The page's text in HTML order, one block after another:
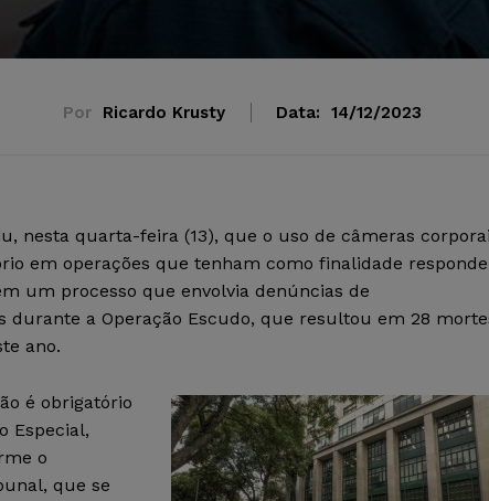
Por Ricardo Krusty Data: 14/12/2023
nesta quarta-feira (13), que o uso de câmeras
em operações que tenham como finalidade
um processo que envolvia denúncias de
a Operação Escudo, que resultou em 28
ano.
é obrigatório
Especial,
o
que se